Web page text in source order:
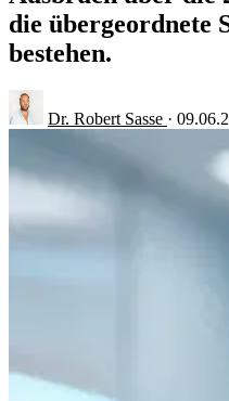
die übergeordnete
bestehen.
Dr. Robert Sasse ·